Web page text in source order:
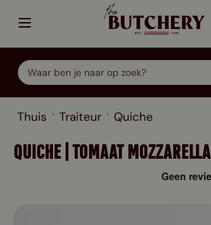
Thuis Traiteur Quiche
QUICHE | TOMAAT MOZZARELLA